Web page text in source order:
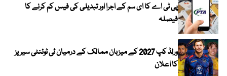
پی ٹی اے کا ای سم کے اجرا اور تبدیلی کی فیس کم کرنے کا
فیصلہ
ورلڈ کپ 2027 کے میزبان ممالک کے درمیان ٹی ٹوئنٹی سیریز
کا اعلان